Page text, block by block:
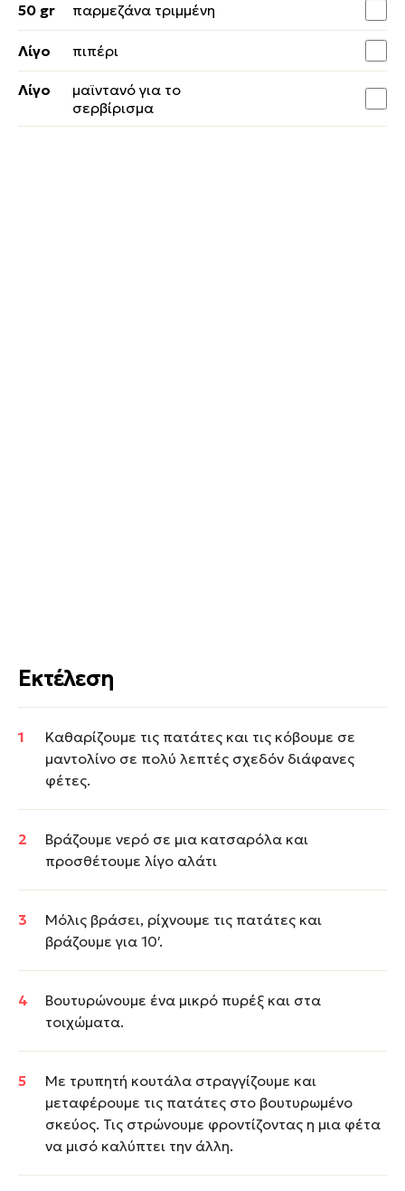
50 gr παρμεζάνα τριμμένη
Λίγο πιπέρι
Λίγο
μαϊντανό για το
σερβίρισμα
Εκτέλεση
Καθαρίζουμε τις πατάτες και τις κόβουμε σε
μαντολίνο σε πολύ λεπτές σχεδόν διάφανες
φέτες.
Βράζουμε νερό σε μια κατσαρόλα και
προσθέτουμε λίγο αλάτι
Μόλις βράσει, ρίχνουμε τις πατάτες και
βράζουμε για 10′.
Βουτυρώνουμε ένα μικρό πυρέξ και στα
τοιχώματα.
Με τρυπητή κουτάλα στραγγίζουμε και
μεταφέρουμε τις πατάτες στο βουτυρωμένο
σκεύος. Τις στρώνουμε φροντίζοντας η μια φέτα
να μισό καλύπτει την άλλη.